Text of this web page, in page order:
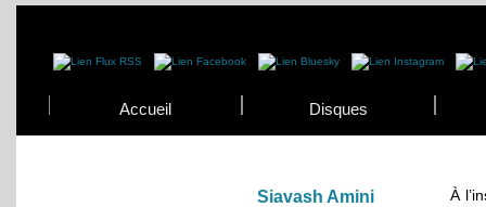
Accueil Disques
Siavash Amini
À